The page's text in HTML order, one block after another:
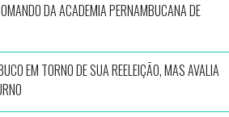
DA ACADEMIA PERNAMBUCANA DE
EM TORNO DE SUA REELEIÇÃO, MAS AVALIA